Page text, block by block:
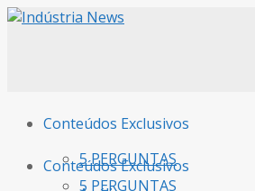
Conteúdos Exclusivos
5 PERGUNTAS
Conteúdos Exclusivos
5 PERGUNTAS